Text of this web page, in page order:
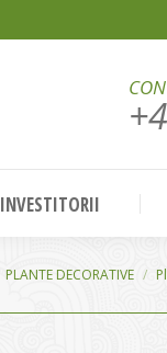
PLANTE DECORATIVE